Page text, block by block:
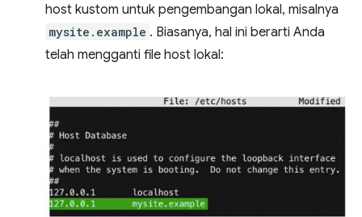
host kustom untuk pengembangan lokal, misalnya
mysite.example . Biasanya, hal ini berarti Anda
telah mengganti file host lokal: